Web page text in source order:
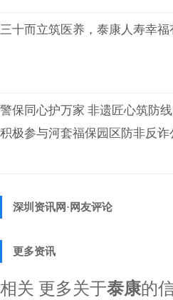
三十而立筑医养，泰康人寿幸福
警保同心护万家 非遗匠心筑防
积极参与河套福保园区防非反诈
深圳资讯网·网友评论
更多资讯
相关 更多关于泰康的